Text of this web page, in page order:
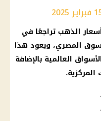
الذهب تراجعًا في
المصري، ويعود هذا
العالمية بالإضافة
المركزية.